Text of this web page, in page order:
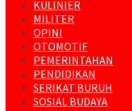
KULINIER
MILITER
OPINI
OTOMOTIF
PEMERINTAHAN
PENDIDIKAN
SERIKAT BURUH
SOSIAL BUDAYA